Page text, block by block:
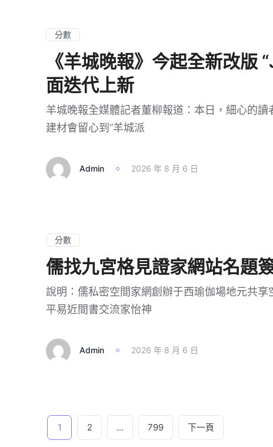
分數
《羊城晚報》今起全新改版
面迭代上新
羊城晚報全媒體記者董柳報道：本日，細心的
建材會留心到“羊城派
Admin 2026 年 8 月 6 日
分數
儒找九宮格見證家網站名題
說明：儒私密空間家網創辦于西瑜伽場地元共
平易近間書交流家怡神
Admin 2026 年 8 月 6 日
文1 2 ... 799 下一頁